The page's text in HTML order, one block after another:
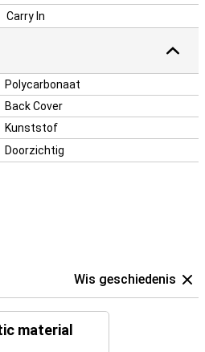
Carry In
Polycarbonaat
Back Cover
Kunststof
Doorzichtig
Wis geschiedenis
material